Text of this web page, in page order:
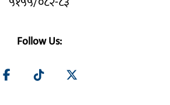
Follow Us: